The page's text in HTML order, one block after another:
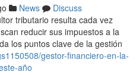
News
Discuss
tributario resulta cada vez
reducir sus impuestos a la
los puntos clave de la gestión
gestor-financiero-en-la-
año